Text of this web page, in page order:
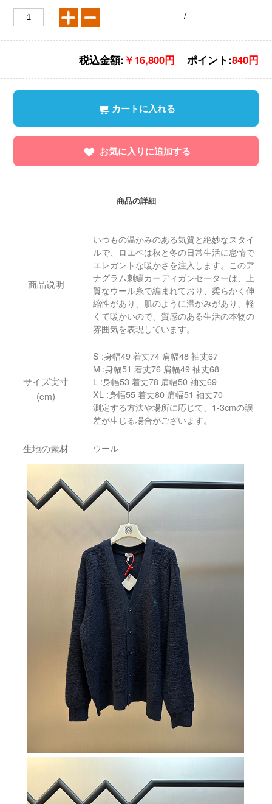
/
税込金額: ￥16,800円 ポイント:840円
カートに入れる
お気に入りに追加する
商品の詳細
商品说明
いつもの温かみのある気質と絶妙なスタイ
ルで、ロエベは秋と冬の日常生活に怠惰で
エレガントな暖かさを注入します。このア
ナグラム刺繍カーディガンセーターは、上
質なウール糸で編まれており、柔らかく伸
縮性があり、肌のように温かみがあり、軽
くて暖かいので、質感のある生活の本物の
雰囲気を表現しています。
サイズ実寸
(cm)
S :身幅49 着丈74 肩幅48 袖丈67
M :身幅51 着丈76 肩幅49 袖丈68
L :身幅53 着丈78 肩幅50 袖丈69
XL :身幅55 着丈80 肩幅51 袖丈70
測定する方法や場所に応じて、1-3cmの誤
差が生じる場合がございます。
生地の素材 ウール